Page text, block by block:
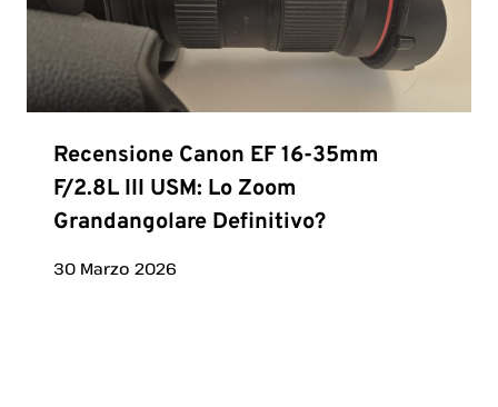
Recensione Canon EF 16-35mm
F/2.8L III USM: Lo Zoom
Grandangolare Definitivo?
30 Marzo 2026